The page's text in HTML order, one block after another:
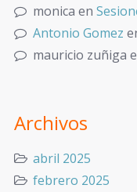
monica en
Antonio Gomez
mauricio zuñiga
Archivos
abril 2025
febrero 2025